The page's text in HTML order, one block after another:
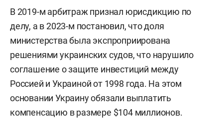
В 2019-м арбитраж признал юрисдикцию по
делу, а в 2023-м постановил, что доля
министерства была экспроприирована
решениями украинских судов, что нарушило
соглашение о защите инвестиций между
Россией и Украиной от 1998 года. На этом
основании Украину обязали выплатить
компенсацию в размере $104 миллионов.